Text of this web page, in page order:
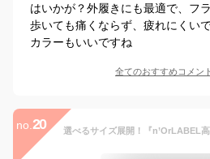
はいかが？外履きにも最適で、フ
歩いても痛くならず、疲れにくい
カラーもいいですね
全てのおすすめコメント
no. 20